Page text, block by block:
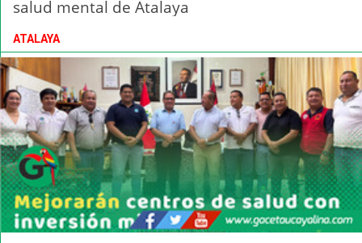
salud mental de Atalaya
ATALAYA